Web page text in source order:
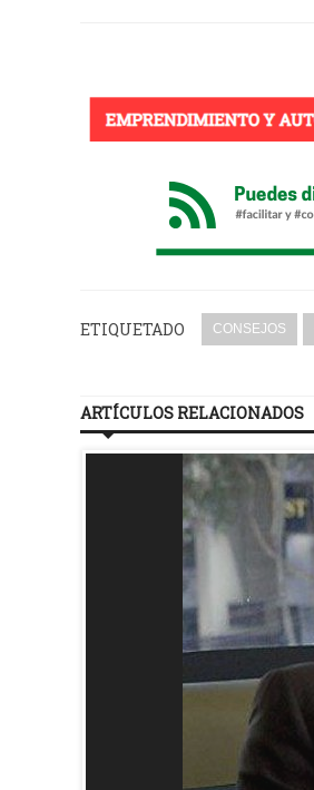
ETIQUETADO CONSEJOS
ARTÍCULOS RELACIONADOS